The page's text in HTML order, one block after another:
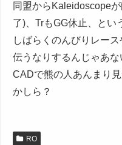
同盟からKaleidoscope
了)、TrもGG休止、とい
しばらくのんびりレー
伝うなりするんじゃあな
CADで熊の人あんまり
かしら？
RO